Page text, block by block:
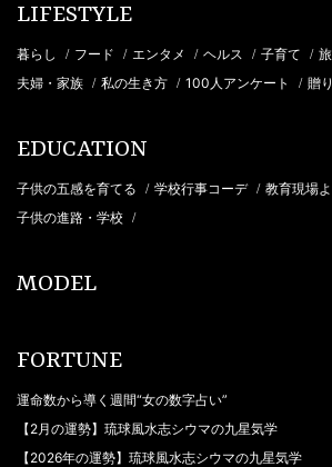
LIFESTYLE
暮らし / フード / エンタメ / ヘルス / 子育て /
夫婦・家族 / 私の生き方 / 100人アンケート / 贈
EDUCATION
子供の五感を育てる / 学校行事コーデ / 教育現場よ
子供の進路・学校 /
MODEL
FORTUNE
運命数から導く週間“女の数字占い”
【2月の運勢】琉球風水志シウマの九星気学
【2026年の運勢】琉球風水志シウマの九星気学